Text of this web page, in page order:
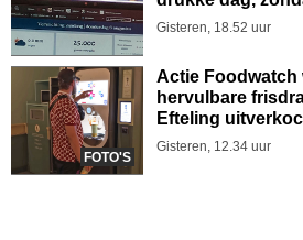
Gisteren, 18.52 uur
FOTO'S
Actie Foodwatch
hervulbare
Efteling
Gisteren, 12.34 uur